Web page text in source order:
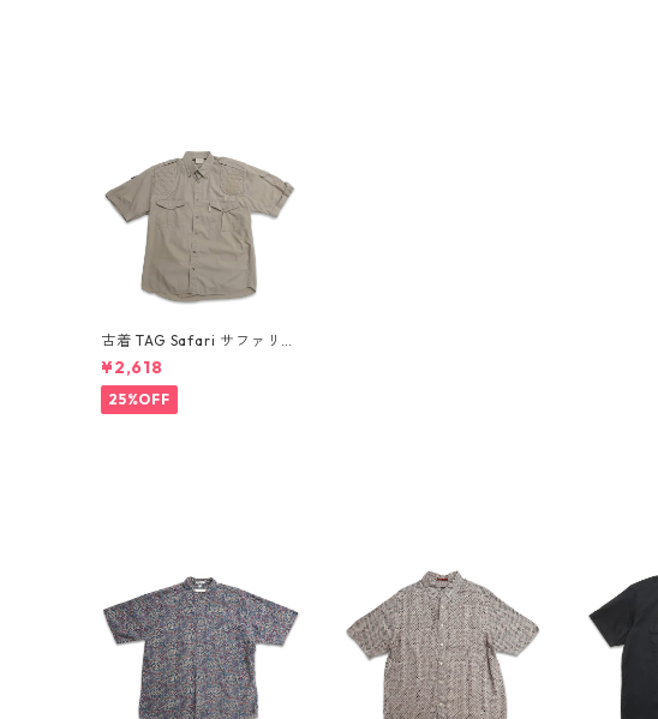
古着 TAG Safari サファリシ
ャツ 半袖シャツ ベージュ 表
記：-- gd409432n w605
16
¥2,618
25%OFF